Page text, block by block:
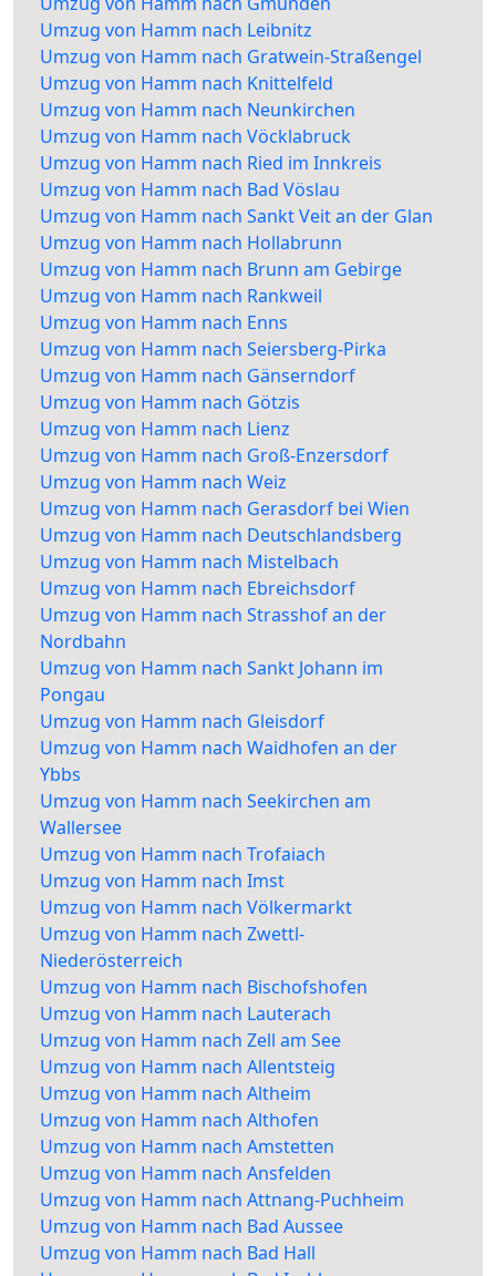
Umzug von Hamm nach Leibnitz
Umzug von Hamm nach Gratwein-Straßengel
Umzug von Hamm nach Knittelfeld
Umzug von Hamm nach Neunkirchen
Umzug von Hamm nach Vöcklabruck
Umzug von Hamm nach Ried im Innkreis
Umzug von Hamm nach Bad Vöslau
Umzug von Hamm nach Sankt Veit an der Glan
Umzug von Hamm nach Hollabrunn
Umzug von Hamm nach Brunn am Gebirge
Umzug von Hamm nach Rankweil
Umzug von Hamm nach Enns
Umzug von Hamm nach Seiersberg-Pirka
Umzug von Hamm nach Gänserndorf
Umzug von Hamm nach Götzis
Umzug von Hamm nach Lienz
Umzug von Hamm nach Groß-Enzersdorf
Umzug von Hamm nach Weiz
Umzug von Hamm nach Gerasdorf bei Wien
Umzug von Hamm nach Deutschlandsberg
Umzug von Hamm nach Mistelbach
Umzug von Hamm nach Ebreichsdorf
Umzug von Hamm nach Strasshof an der
Nordbahn
Umzug von Hamm nach Sankt Johann im
Pongau
Umzug von Hamm nach Gleisdorf
Umzug von Hamm nach Waidhofen an der
Ybbs
Umzug von Hamm nach Seekirchen am
Wallersee
Umzug von Hamm nach Trofaiach
Umzug von Hamm nach Imst
Umzug von Hamm nach Völkermarkt
Umzug von Hamm nach Zwettl-
Niederösterreich
Umzug von Hamm nach Bischofshofen
Umzug von Hamm nach Lauterach
Umzug von Hamm nach Zell am See
Umzug von Hamm nach Allentsteig
Umzug von Hamm nach Altheim
Umzug von Hamm nach Althofen
Umzug von Hamm nach Amstetten
Umzug von Hamm nach Ansfelden
Umzug von Hamm nach Attnang-Puchheim
Umzug von Hamm nach Bad Aussee
Umzug von Hamm nach Bad Hall